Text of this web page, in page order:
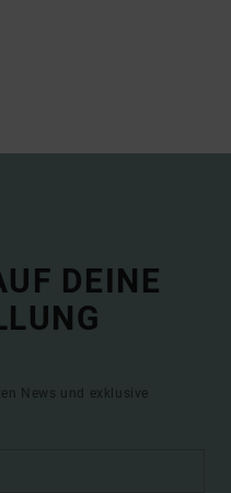
DEINE
News und exklusive